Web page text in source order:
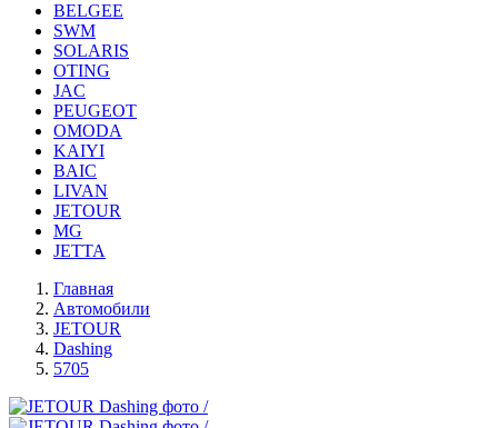
BELGEE
SWM
SOLARIS
OTING
JAC
PEUGEOT
OMODA
KAIYI
BAIC
LIVAN
JETOUR
MG
JETTA
Главная
Автомобили
JETOUR
Dashing
5705